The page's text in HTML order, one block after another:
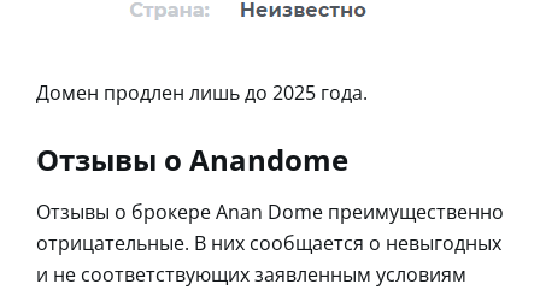
Домен продлен лишь до 2025 года.
Отзывы о Anandome
Отзывы о брокере Anan Dome преимущественно
отрицательные. В них сообщается о невыгодных
и не соответствующих заявленным условиям